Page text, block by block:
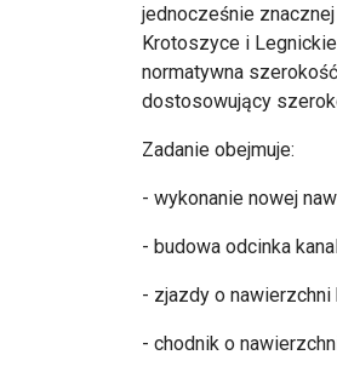
jednocześnie
Krotoszyce i
normatywna
dostosowujący
Zadanie obejmuje:
- wykonanie nowej
- budowa odcinka
- zjazdy o nawierzchni
- chodnik o